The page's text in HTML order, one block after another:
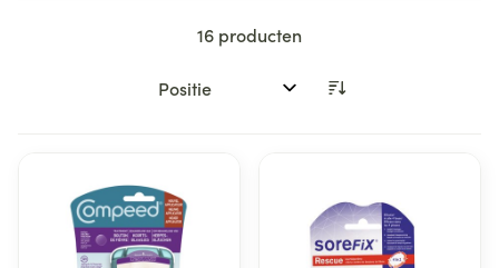
16 producten
Sorteer op: